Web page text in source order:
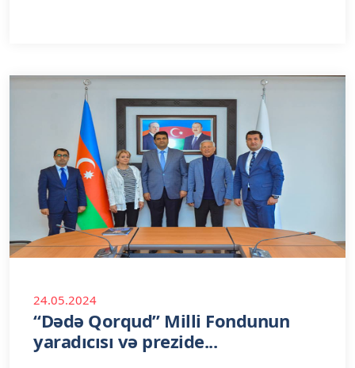
24.05.2024
“Dədə Qorqud” Milli Fondunun
yaradıcısı və prezide...